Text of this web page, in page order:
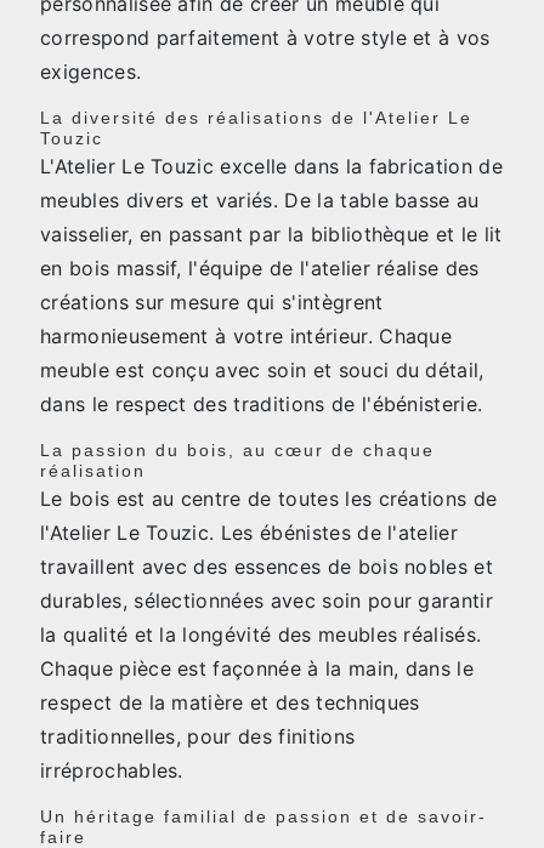
correspond parfaitement à votre style et à vos
exigences.
La diversité des réalisations de l'Atelier Le
Touzic
L'Atelier Le Touzic excelle dans la fabrication de
meubles divers et variés. De la table basse au
vaisselier, en passant par la bibliothèque et le lit
en bois massif, l'équipe de l'atelier réalise des
créations sur mesure qui s'intègrent
harmonieusement à votre intérieur. Chaque
meuble est conçu avec soin et souci du détail,
dans le respect des traditions de l'ébénisterie.
La passion du bois, au cœur de chaque
réalisation
Le bois est au centre de toutes les créations de
l'Atelier Le Touzic. Les ébénistes de l'atelier
travaillent avec des essences de bois nobles et
durables, sélectionnées avec soin pour garantir
la qualité et la longévité des meubles réalisés.
Chaque pièce est façonnée à la main, dans le
respect de la matière et des techniques
traditionnelles, pour des finitions
irréprochables.
Un héritage familial de passion et de savoir-
faire